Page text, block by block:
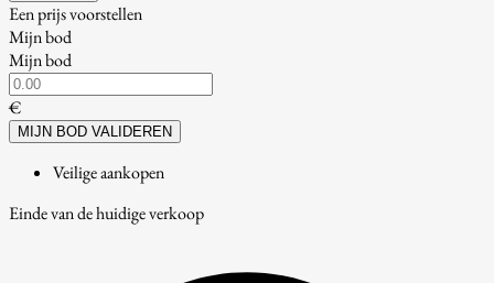
Een prijs voorstellen
Mijn bod
Mijn bod
€
MIJN BOD VALIDEREN
Veilige aankopen
Einde van de huidige verkoop